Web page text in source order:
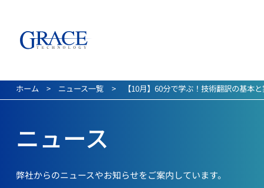
ホーム ニュース一覧 【10月】60分で学ぶ！技術翻訳の基本
ニュース
弊社からのニュースやお知らせをご案内しています。